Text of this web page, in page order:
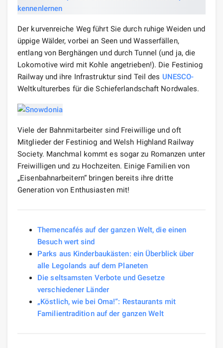
Der kurvenreiche Weg führt Sie durch ruhige Weiden und
üppige Wälder, vorbei an Seen und Wasserfällen,
entlang von Berghängen und durch Tunnel (und ja, die
Lokomotive wird mit Kohle angetrieben!). Die Festiniog
Railway und ihre Infrastruktur sind Teil des UNESCO-
Weltkulturerbes für die Schieferlandschaft Nordwales.
Viele der Bahnmitarbeiter sind Freiwillige und oft
Mitglieder der Festiniog and Welsh Highland Railway
Society. Manchmal kommt es sogar zu Romanzen unter
Freiwilligen und zu Hochzeiten. Einige Familien von
„Eisenbahnarbeitern“ bringen bereits ihre dritte
Generation von Enthusiasten mit!
Themencafés auf der ganzen Welt, die einen
Besuch wert sind
Parks aus Kinderbaukästen: ein Überblick über
alle Legolands auf dem Planeten
Die seltsamsten Verbote und Gesetze
verschiedener Länder
„Köstlich, wie bei Oma!“: Restaurants mit
Familientradition auf der ganzen Welt